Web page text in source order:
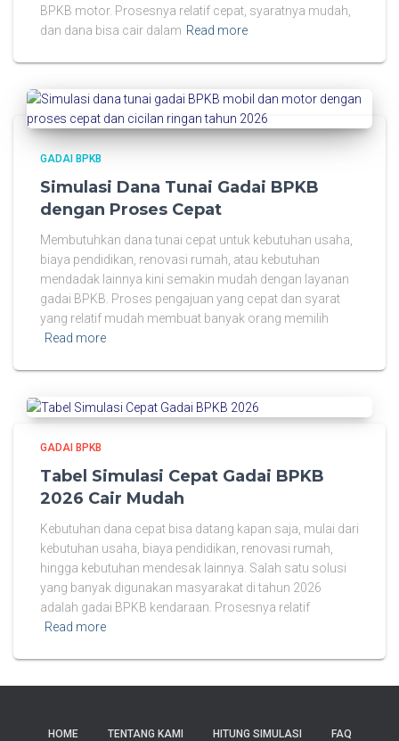
BPKB motor. Prosesnya relatif cepat, syaratnya mudah,
dan dana bisa cair dalam Read more
GADAI BPKB
Simulasi Dana Tunai Gadai BPKB
dengan Proses Cepat
Membutuhkan dana tunai cepat untuk kebutuhan usaha,
biaya pendidikan, renovasi rumah, atau kebutuhan
mendadak lainnya kini semakin mudah dengan layanan
gadai BPKB. Proses pengajuan yang cepat dan syarat
yang relatif mudah membuat banyak orang memilih
Read more
GADAI BPKB
Tabel Simulasi Cepat Gadai BPKB
2026 Cair Mudah
Kebutuhan dana cepat bisa datang kapan saja, mulai dari
kebutuhan usaha, biaya pendidikan, renovasi rumah,
hingga kebutuhan mendesak lainnya. Salah satu solusi
yang banyak digunakan masyarakat di tahun 2026
adalah gadai BPKB kendaraan. Prosesnya relatif
Read more
HOME TENTANG KAMI HITUNG SIMULASI FAQ